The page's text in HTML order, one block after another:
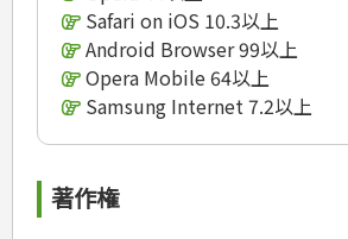
危険物取扱者
消防設備士
登録販売者
その他資格試験
Safari on iOS 10.3以上
Android Browser 99以上
Opera Mobile 64以上
Samsung Internet 7.2以上
著作権